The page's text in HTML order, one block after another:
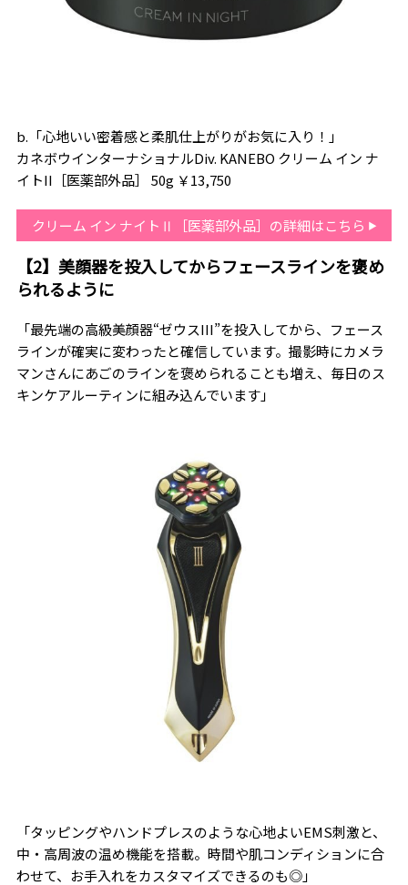
b.「心地いい密着感と柔肌仕上がりがお気に入り！」
カネボウインターナショナルDiv. KANEBO クリーム イン ナ
イトII［医薬部外品］ 50g ￥13,750
クリーム イン ナイトⅡ［医薬部外品］の詳細はこちら
【2】美顔器を投入してからフェースラインを褒め
られるように
「最先端の高級美顔器“ゼウスIII”を投入してから、フェース
ラインが確実に変わったと確信しています。撮影時にカメラ
マンさんにあごのラインを褒められることも増え、毎日のス
キンケアルーティンに組み込んでいます」
「タッピングやハンドプレスのような心地よいEMS刺激と、
中・高周波の温め機能を搭載。時間や肌コンディションに合
わせて、お手入れをカスタマイズできるのも◎」